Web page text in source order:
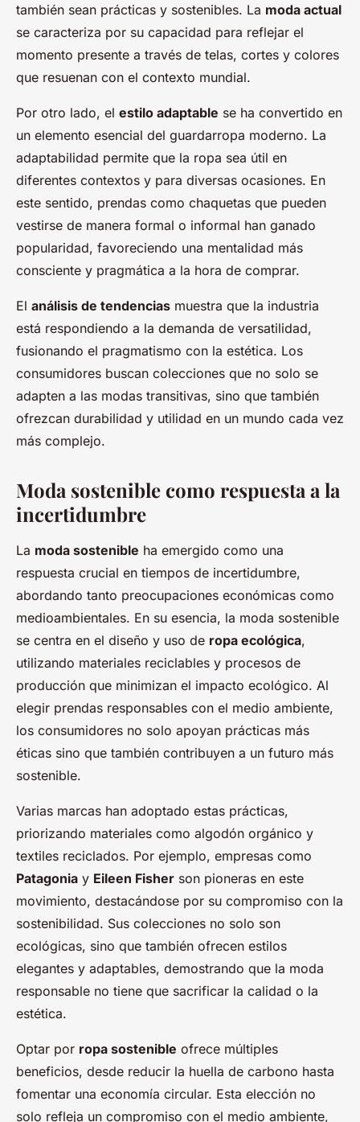
también sean prácticas y sostenibles. La moda actual
se caracteriza por su capacidad para reflejar el
momento presente a través de telas, cortes y colores
que resuenan con el contexto mundial.
Por otro lado, el estilo adaptable se ha convertido en
un elemento esencial del guardarropa moderno. La
adaptabilidad permite que la ropa sea útil en
diferentes contextos y para diversas ocasiones. En
este sentido, prendas como chaquetas que pueden
vestirse de manera formal o informal han ganado
popularidad, favoreciendo una mentalidad más
consciente y pragmática a la hora de comprar.
El análisis de tendencias muestra que la industria
está respondiendo a la demanda de versatilidad,
fusionando el pragmatismo con la estética. Los
consumidores buscan colecciones que no solo se
adapten a las modas transitivas, sino que también
ofrezcan durabilidad y utilidad en un mundo cada vez
más complejo.
Moda sostenible como respuesta a la
incertidumbre
La moda sostenible ha emergido como una
respuesta crucial en tiempos de incertidumbre,
abordando tanto preocupaciones económicas como
medioambientales. En su esencia, la moda sostenible
se centra en el diseño y uso de ropa ecológica,
utilizando materiales reciclables y procesos de
producción que minimizan el impacto ecológico. Al
elegir prendas responsables con el medio ambiente,
los consumidores no solo apoyan prácticas más
éticas sino que también contribuyen a un futuro más
sostenible.
Varias marcas han adoptado estas prácticas,
priorizando materiales como algodón orgánico y
textiles reciclados. Por ejemplo, empresas como
Patagonia y Eileen Fisher son pioneras en este
movimiento, destacándose por su compromiso con la
sostenibilidad. Sus colecciones no solo son
ecológicas, sino que también ofrecen estilos
elegantes y adaptables, demostrando que la moda
responsable no tiene que sacrificar la calidad o la
estética.
Optar por ropa sostenible ofrece múltiples
beneficios, desde reducir la huella de carbono hasta
fomentar una economía circular. Esta elección no
solo refleja un compromiso con el medio ambiente,